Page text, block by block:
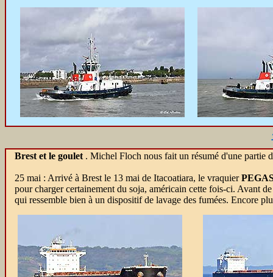
Brest et le goulet . Michel Floch nous fait un résumé d'une partie
25 mai : Arrivé à Brest le 13 mai de Itacoatiara, le vraquier
pour charger certainement du soja, américain cette fois-ci. Avant
qui ressemble bien à un dispositif de lavage des fumées. Encore